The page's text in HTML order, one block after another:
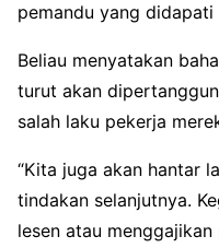
pemandu yang
Beliau menyatakan
turut akan
salah laku pekerja
“Kita juga akan hantar
tindakan selanjutnya.
lesen atau